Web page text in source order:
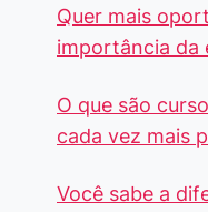
Quer mais
importância da
O que são
cada vez mais
Você sabe a